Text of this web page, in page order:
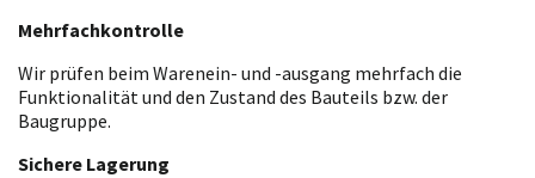
Mehrfachkontrolle
Wir prüfen beim Warenein- und -ausgang mehrfach die
Funktionalität und den Zustand des Bauteils bzw. der
Baugruppe.
Sichere Lagerung